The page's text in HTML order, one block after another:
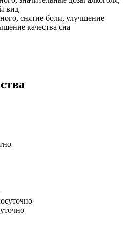
вид
снятие боли, улучшение
качества сна